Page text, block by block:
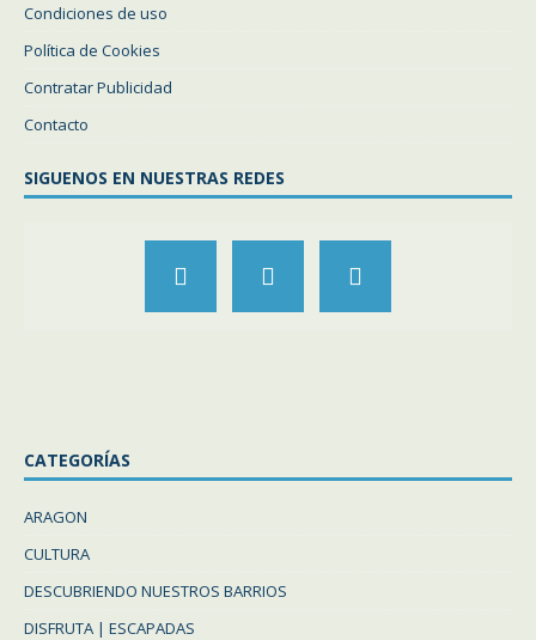
Condiciones de uso
Política de Cookies
Contratar Publicidad
Contacto
SIGUENOS EN NUESTRAS REDES
CATEGORÍAS
ARAGON
CULTURA
DESCUBRIENDO NUESTROS BARRIOS
DISFRUTA | ESCAPADAS